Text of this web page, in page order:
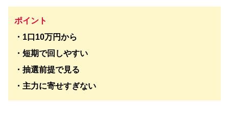
ポイント
・1口10万円から
・短期で回しやすい
・抽選前提で見る
・主力に寄せすぎない